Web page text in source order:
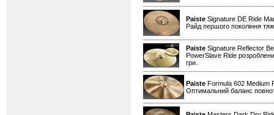
Paiste Signature DE Ride
Райд першого покоління
Paiste Signature Reflector
PowerSlave Ride
гри.
Paiste Formula 602 Medium
Оптимальний баланс